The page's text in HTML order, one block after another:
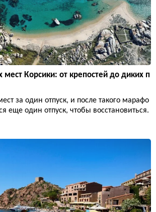
Корсики: от крепостей до диких п
за один отпуск, и после такого марафо
еще один отпуск, чтобы восстановиться.